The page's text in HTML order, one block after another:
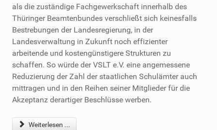
als die zuständige Fachgewerkschaft innerhalb des
Thüringer Beamtenbundes verschließt sich keinesfalls
Bestrebungen der Landesregierung, in der
Landesverwaltung in Zukunft noch effizienter
arbeitende und kostengünstigere Strukturen zu
schaffen. So würde der VSLT e.V. eine angemessene
Reduzierung der Zahl der staatlichen Schulämter auch
mittragen und in den Reihen seiner Mitglieder für die
Akzeptanz derartiger Beschlüsse werben.
Weiterlesen ...